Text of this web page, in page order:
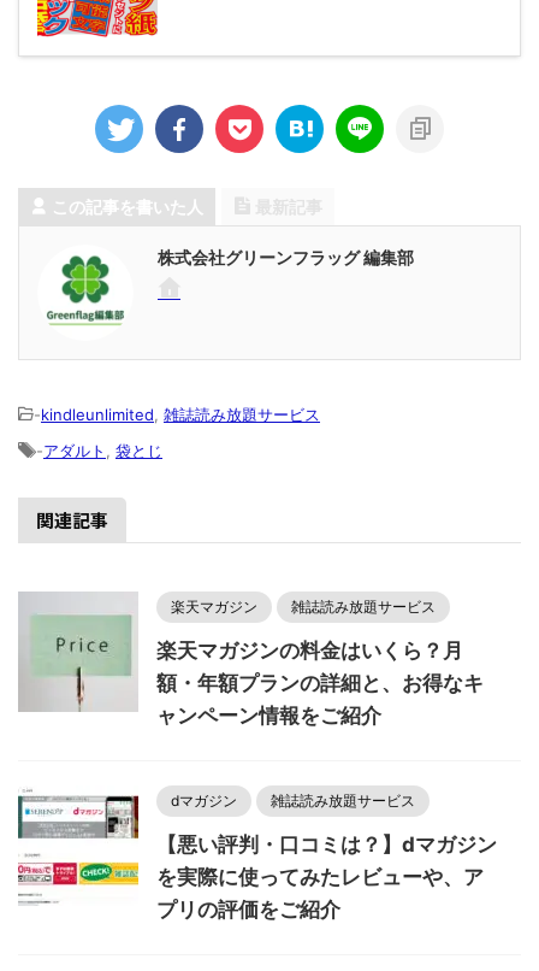
この記事を書いた人
株式会社グリーンフラッグ 編集部
-kindleunlimited 雑誌読み放題サービス
-アダルト 袋とじ
関連記事
楽天マガジン 雑誌読み放題サービス
楽天マガジンの料金はいくら？月
額・年額プランの詳細と、お得なキ
ャンペーン情報をご紹介
dマガジン 雑誌読み放題サービス
【悪い評判・口コミは？】dマガジン
を実際に使ってみたレビューや、ア
プリの評価をご紹介